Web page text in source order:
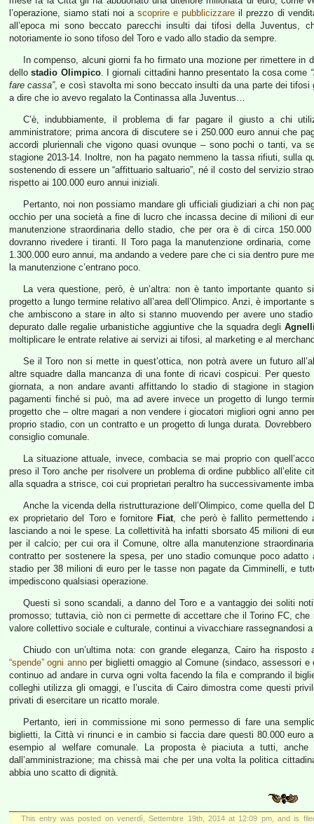
l’operazione, siamo stati noi a scoprire e pubblicizzare il prezzo di
all’epoca mi sono beccato parecchi insulti dai tifosi della Juventus,
notoriamente io sono tifoso del Toro e vado allo stadio da sempre.
In compenso, alcuni giorni fa ho firmato una mozione per rimettere
dellostadio Olimpico. I giornali cittadini hanno presentato la cosa come
fare cassa”, e così stavolta mi sono beccato insulti da una parte dei
a dire che io avevo regalato la Continassa alla Juventus…
C’è, indubbiamente, il problema di far pagare il giusto a chi
amministratore; prima ancora di discutere se i 250.000 euro annui che
accordi pluriennali che vigono quasi ovunque – sono pochi o tanti, va
stagione 2013-14. Inoltre, non ha pagato nemmeno la tassa rifiuti, sulla
sostenendo di essere un “affittuario saltuario”, né il costo del servizio
rispetto ai 100.000 euro annui iniziali.
Pertanto, noi non possiamo mandare gli ufficiali giudiziari a chi non
occhio per una società a fine di lucro che incassa decine di milioni di
manutenzione straordinaria dello stadio, che per ora è di circa
dovranno rivedere i tiranti. Il Toro paga la manutenzione ordinaria,
1.300.000 euro annui, ma andando a vedere pare che ci sia dentro pure
la manutenzione c’entrano poco.
La vera questione, però, è un’altra: non è tanto importante
progetto a lungo termine relativo all’area dell’Olimpico. Anzi, è
che ambiscono a stare in alto si stanno muovendo per avere uno
depurato dalle regalie urbanistiche aggiuntive che la squadra degli
moltiplicare le entrate relative ai servizi ai tifosi, al marketing e al
Se il Toro non si mette in quest’ottica, non potrà avere un futuro
altre squadre dalla mancanza di una fonte di ricavi cospicui. Per
giornata, a non andare avanti affittando lo stadio di stagione in
pagamenti finché si può, ma ad avere invece un progetto di lungo
progetto che – oltre magari a non vendere i giocatori migliori ogni anno
proprio stadio, con un contratto e un progetto di lunga durata.
consiglio comunale.
La situazione attuale, invece, combacia se mai proprio con
preso il Toro anche per risolvere un problema di ordine pubblico all’elite
alla squadra a strisce, coi cui proprietari peraltro ha successivamente
Anche la vicenda della ristrutturazione dell’Olimpico, come quella
ex proprietario del Toro e fornitore Fiat, che però è fallito
lasciando a noi le spese. La collettività ha infatti sborsato 45 milioni di
per il calcio; per cui ora il Comune, oltre alla manutenzione
contratto per sostenere la spesa, per uno stadio comunque poco adatto
stadio per 38 milioni di euro per le tasse non pagate da Cimminelli, e
impediscono qualsiasi operazione.
Questi sì sono scandali, a danno del Toro e a vantaggio dei soliti
promosso; tuttavia, ciò non ci permette di accettare che il Torino FC,
valore collettivo sociale e culturale, continui a vivacchiare rassegnandosi
Chiudo con un’ultima nota: con grande eleganza, Cairo ha
“spende” ogni annoper biglietti omaggio al Comune (sindaco, assessori
continuo ad andare in curva ogni volta facendo la fila e comprando il
colleghi utilizza gli omaggi, e l’uscita di Cairo dimostra come questi
privati di esercitare un ricatto morale.
Pertanto, ieri in commissione mi sono permesso di fare una
biglietti, la Città vi rinunci e in cambio si faccia dare questi 80.000 euro
esempio al welfare comunale. La proposta è piaciuta a tutti,
dall’amministrazione; ma chissà mai che per una volta la politica
abbia uno scatto di dignità.
This entry was posted on venerdì, Settembre 19th, 2014 at 12:09 pm, and is